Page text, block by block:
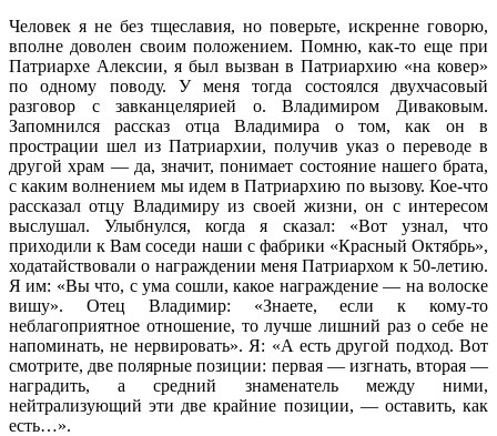
Человек я не без тщеславия, но поверьте, искренне говорю,
вполне доволен своим положением. Помню, как-то еще при
Патриархе Алексии, я был вызван в Патриархию «на ковер»
по одному поводу. У меня тогда состоялся двухчасовый
разговор с завканцелярией о. Владимиром Диваковым.
Запомнился рассказ отца Владимира о том, как он в
прострации шел из Патриархии, получив указ о переводе в
другой храм — да, значит, понимает состояние нашего брата,
с каким волнением мы идем в Патриархию по вызову. Кое-что
рассказал отцу Владимиру из своей жизни, он с интересом
выслушал. Улыбнулся, когда я сказал: «Вот узнал, что
приходили к Вам соседи наши с фабрики «Красный Октябрь»,
ходатайствовали о награждении меня Патриархом к 50-летию.
Я им: «Вы что, с ума сошли, какое награждение — на волоске
вишу». Отец Владимир: «Знаете, если к кому-то
неблагоприятное отношение, то лучше лишний раз о себе не
напоминать, не нервировать». Я: «А есть другой подход. Вот
смотрите, две полярные позиции: первая — изгнать, вторая —
наградить, а средний знаменатель между ними,
нейтрализующий эти две крайние позиции, — оставить, как
есть…».